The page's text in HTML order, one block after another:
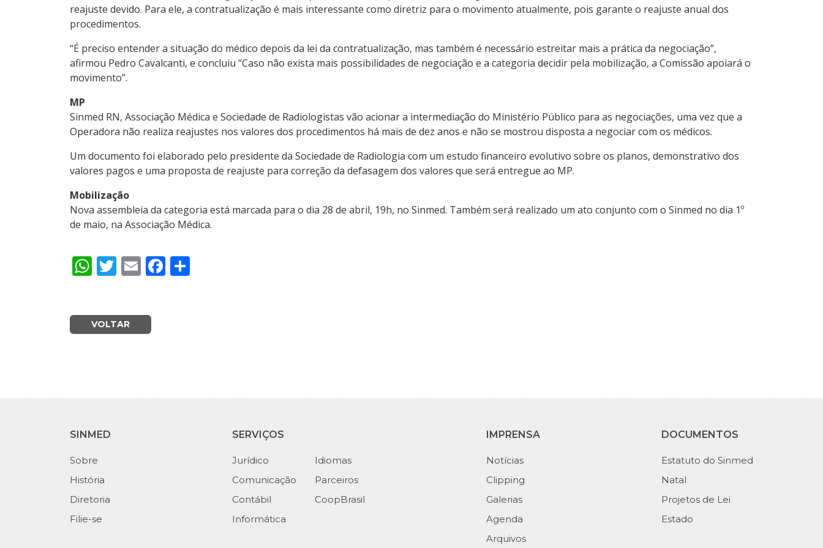
reajuste devido. Para ele, a contratualização é mais interessante como diretriz para o movimento atualmente, pois garante o reajuste anual dos
procedimentos.
“É preciso entender a situação do médico depois da lei da contratualização, mas também é necessário estreitar mais a prática da negociação”,
afirmou Pedro Cavalcanti, e concluiu “Caso não exista mais possibilidades de negociação e a categoria decidir pela mobilização, a Comissão apoiará o
movimento”.
MP
Sinmed RN, Associação Médica e Sociedade de Radiologistas vão acionar a intermediação do Ministério Público para as negociações, uma vez que a
Operadora não realiza reajustes nos valores dos procedimentos há mais de dez anos e não se mostrou disposta a negociar com os médicos.
Um documento foi elaborado pelo presidente da Sociedade de Radiologia com um estudo financeiro evolutivo sobre os planos, demonstrativo dos
valores pagos e uma proposta de reajuste para correção da defasagem dos valores que será entregue ao MP.
Mobilização
Nova assembleia da categoria está marcada para o dia 28 de abril, 19h, no Sinmed. Também será realizado um ato conjunto com o Sinmed no dia 1º
de maio, na Associação Médica.
WhatsApp
Twitter
EmailFacebook
VOLTAR
SINMED
Sobre
História
Diretoria
Filie-se
SERVIÇOS
Jurídico
Comunicação
Contábil
Informática
Idiomas
Parceiros
CoopBrasil
IMPRENSA
Notícias
Clipping
Galerias
Agenda
Arquivos
DOCUMENTOS
Estatuto do Sinmed
Natal
Projetos de Lei
Estado